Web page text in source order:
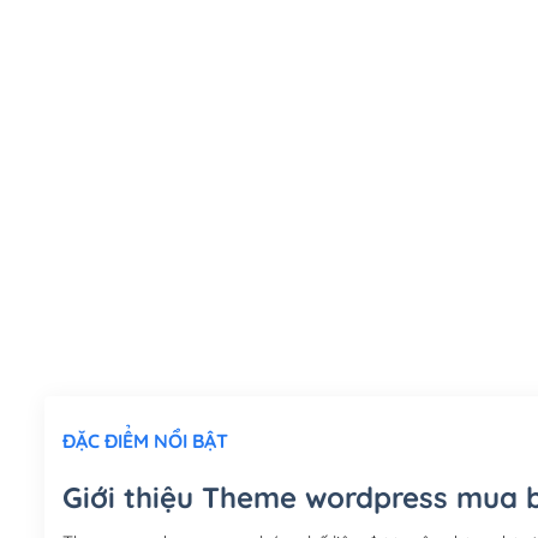
ĐẶC ĐIỂM NỔI BẬT
Giới thiệu Theme wordpress mua